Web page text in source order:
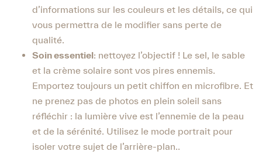
d’informations sur les couleurs et les détails, ce qui
vous permettra de le modifier sans perte de
qualité.
Soin essentiel: nettoyez l’objectif ! Le sel, le sable
et la crème solaire sont vos pires ennemis.
Emportez toujours un petit chiffon en microfibre. Et
ne prenez pas de photos en plein soleil sans
réfléchir : la lumière vive est l’ennemie de la peau
et de la sérénité. Utilisez le mode portrait pour
isoler votre sujet de l’arrière-plan..